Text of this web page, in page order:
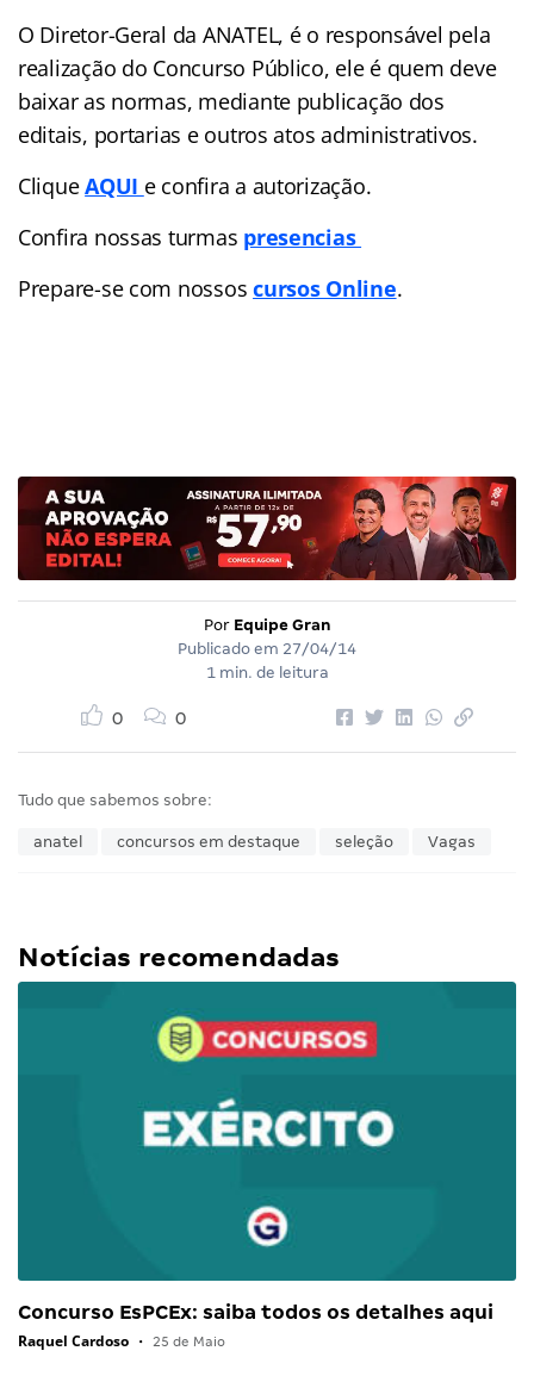
O Diretor-Geral da ANATEL, é o responsável pela
realização do Concurso Público, ele é quem deve
baixar as normas, mediante publicação dos
editais, portarias e outros atos administrativos.
CliqueAQUI e confira a autorização.
Confira nossas turmas presencias
Prepare-se com nossoscursos Online.
Por Equipe Gran
Publicado em 27/04/14
1 min. de leitura
0 0
Tudo que sabemos sobre:
anatel concursos em destaque seleção Vagas
Notícias recomendadas
Concurso EsPCEx: saiba todos os detalhes aqui
Raquel Cardoso • 25 de Maio